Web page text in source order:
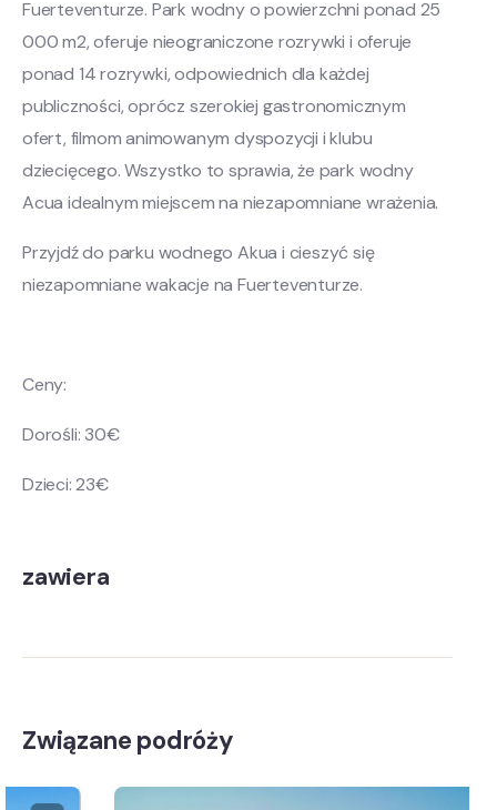
Fuerteventurze. Park wodny o powierzchni ponad 25
000 m2, oferuje nieograniczone rozrywki i oferuje
ponad 14 rozrywki, odpowiednich dla każdej
publiczności, oprócz szerokiej gastronomicznym
ofert, filmom animowanym dyspozycji i klubu
dziecięcego. Wszystko to sprawia, że park wodny
Acua idealnym miejscem na niezapomniane wrażenia.
Przyjdź do parku wodnego Akua i cieszyć się
niezapomniane wakacje na Fuerteventurze.
Ceny:
Dorośli: 30€
Dzieci: 23€
zawiera
Związane podróży